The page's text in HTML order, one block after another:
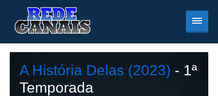
A História Delas (2023) - 1ª
Temporada